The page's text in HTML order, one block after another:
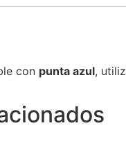
con punta azul,